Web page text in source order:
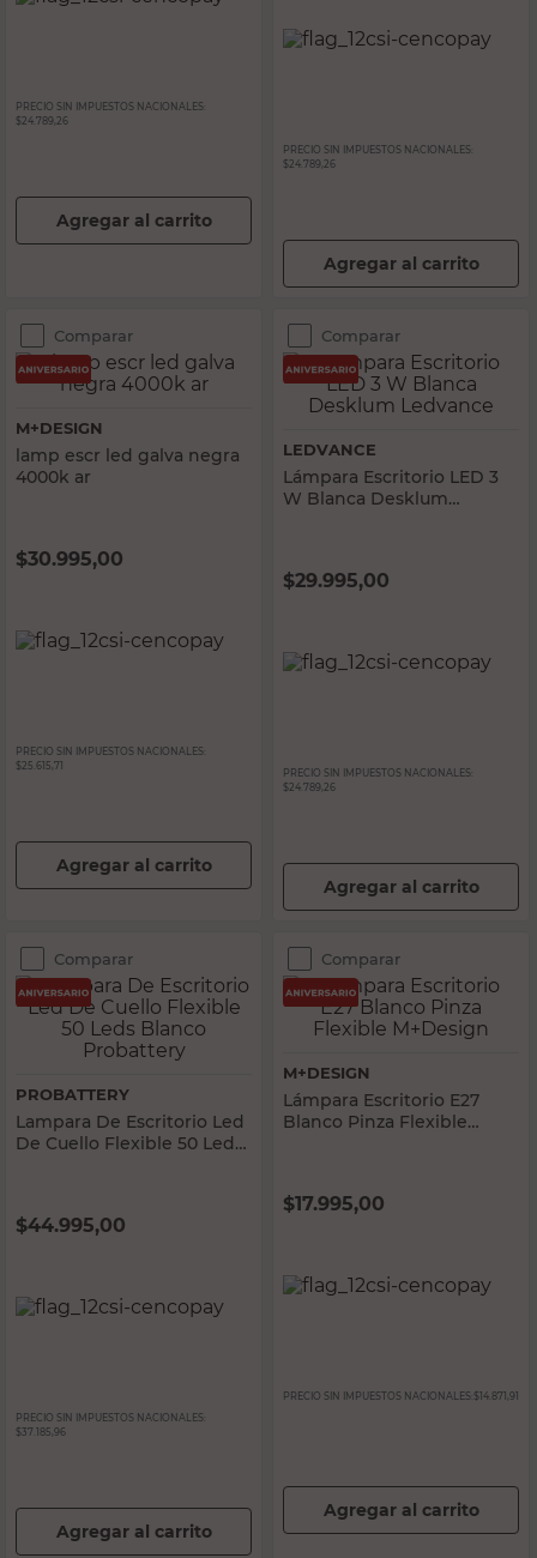
PRECIO SIN IMPUESTOS NACIONALES:
$24.789,26
Agregar al carrito
PRECIO SIN IMPUESTOS NACIONALES:
$24.789,26
Agregar al carrito
Comparar
M+DESIGN
lamp escr led galva negra
4000k ar
$30.995,00
PRECIO SIN IMPUESTOS NACIONALES:
$25.615,71
Agregar al carrito
Comparar
LEDVANCE
Lámpara Escritorio LED 3
W Blanca Desklum
$29.995,00
PRECIO SIN IMPUESTOS NACIONALES:
$24.789,26
Agregar al carrito
Comparar
PROBATTERY
Lampara De Escritorio Led
De Cuello Flexible 50 Leds
$44.995,00
PRECIO SIN IMPUESTOS NACIONALES:
$37.185,96
Agregar al carrito
Comparar
M+DESIGN
Lámpara Escritorio E27
Blanco Pinza Flexible
$17.995,00
PRECIO SIN IMPUESTOS NACIONALES: $14.871,91
Agregar al carrito